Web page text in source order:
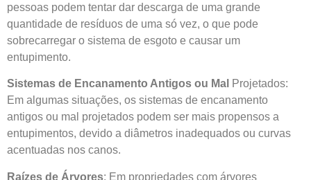
pessoas podem tentar dar descarga de uma grande
quantidade de resíduos de uma só vez, o que pode
sobrecarregar o sistema de esgoto e causar um
entupimento.
Sistemas de Encanamento Antigos ou Mal Projetados:
Em algumas situações, os sistemas de encanamento
antigos ou mal projetados podem ser mais propensos a
entupimentos, devido a diâmetros inadequados ou curvas
acentuadas nos canos.
Raízes de Árvores: Em propriedades com árvores